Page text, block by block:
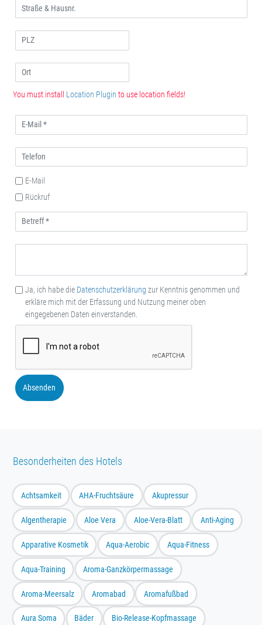
You must install Location Plugin to use location fields!
E-Mail
Rückruf
Ja, ich habe die Datenschutzerklärung zur Kenntnis genommen und
erkläre mich mit der Erfassung und Nutzung meiner oben
eingegebenen Daten einverstanden.
Absenden
Besonderheiten des Hotels
Achtsamkeit AHA-Fruchtsäure Akupressur
Algentherapie Aloe Vera Aloe-Vera-Blatt Anti-Aging
Apparative Kosmetik Aqua-Aerobic Aqua-Fitness
Aqua-Training Aroma-Ganzkörpermassage
Aroma-Meersalz Aromabad Aromafußbad
Aura Soma Bäder Bio-Release-Kopfmassage